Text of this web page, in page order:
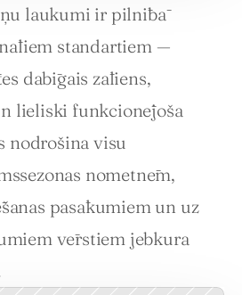
laukumi ir pilnībā
standartiem —
dabīgais zāliens,
lieliski funkcionējoša
nodrošina visu
nometnēm,
pasākumiem un uz
vērstiem jebkura